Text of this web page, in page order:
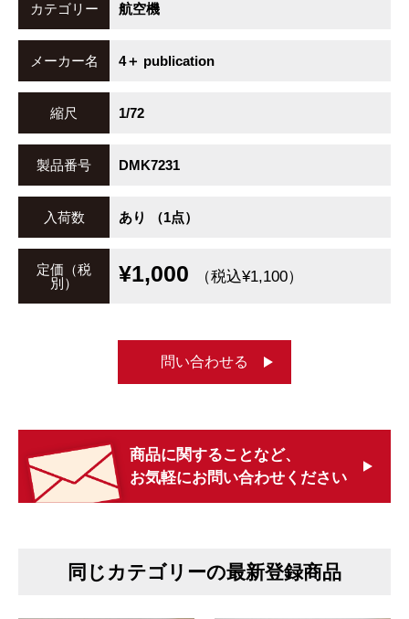
カテゴリー 航空機
メーカー名 4＋ publication
縮尺 1/72
製品番号 DMK7231
入荷数 あり （1点）
定価（税
別）
¥1,000 （税込¥1,100）
問い合わせる
商品に関することなど、
お気軽にお問い合わせください
同じカテゴリーの最新登録商品